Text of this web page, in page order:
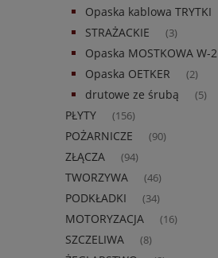
Opaska kablowa TRYTKI
STRAŻACKIE (3)
Opaska MOSTKOWA W-2
Opaska OETKER (2)
drutowe ze śrubą (5)
PŁYTY (156)
POŻARNICZE (90)
ZŁĄCZA (94)
TWORZYWA (46)
PODKŁADKI (34)
MOTORYZACJA (16)
SZCZELIWA (8)